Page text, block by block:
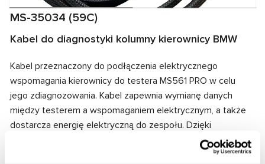
MS-35034 (59C)
Kabel do diagnostyki kolumny kierownicy BMW
Kabel przeznaczony do podłączenia elektrycznego
wspomagania kierownicy do testera MS561 PRO w celu
jego zdiagnozowania. Kabel zapewnia wymianę danych
między testerem a wspomaganiem elektrycznym, a także
dostarcza energię elektryczną do zespołu. Dzięki
dopasowaniu złączy kablowych i wspomagania
elektrycznego zapewnione jest szybkie i niezawodne